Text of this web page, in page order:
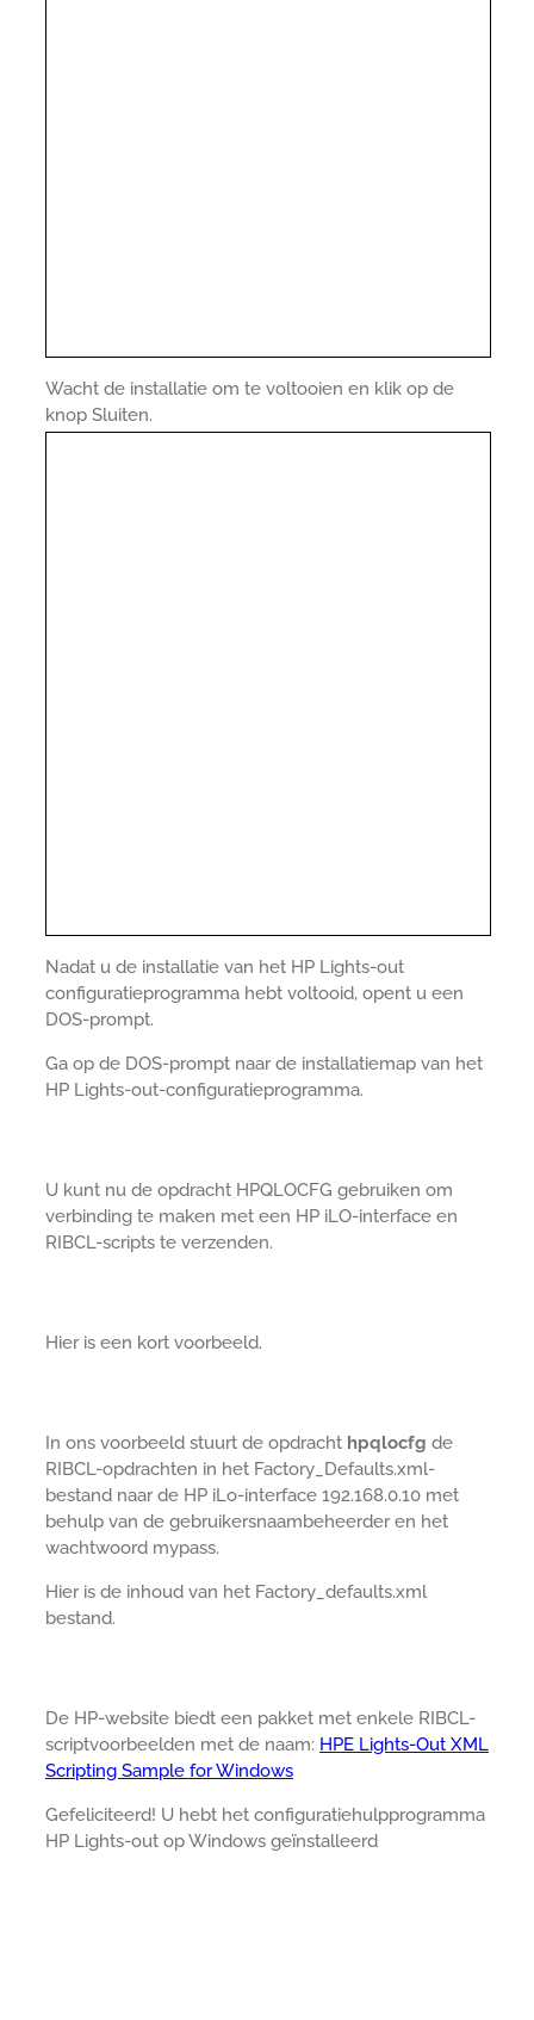
Wacht de installatie om te voltooien en klik op de
knop Sluiten.
Nadat u de installatie van het HP Lights-out
configuratieprogramma hebt voltooid, opent u een
DOS-prompt.
Ga op de DOS-prompt naar de installatiemap van het
HP Lights-out-configuratieprogramma.
U kunt nu de opdracht HPQLOCFG gebruiken om
verbinding te maken met een HP iLO-interface en
RIBCL-scripts te verzenden.
Hier is een kort voorbeeld.
In ons voorbeeld stuurt de opdracht hpqlocfg de
RIBCL-opdrachten in het Factory_Defaults.xml-
bestand naar de HP iLo-interface 192.168.0.10 met
behulp van de gebruikersnaambeheerder en het
wachtwoord mypass.
Hier is de inhoud van het Factory_defaults.xml
bestand.
De HP-website biedt een pakket met enkele RIBCL-
scriptvoorbeelden met de naam: HPE Lights-Out XML
Scripting Sample for Windows
Gefeliciteerd! U hebt het configuratiehulpprogramma
HP Lights-out op Windows geïnstalleerd